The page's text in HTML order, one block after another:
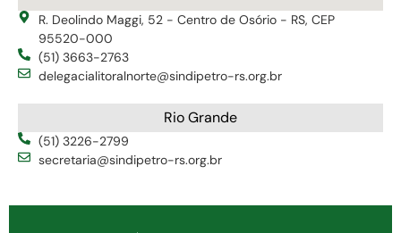
R. Deolindo Maggi, 52 - Centro de Osório - RS, CEP
95520-000
(51) 3663-2763
delegacialitoralnorte@sindipetro-rs.org.br
Rio Grande
(51) 3226-2799
secretaria@sindipetro-rs.org.br